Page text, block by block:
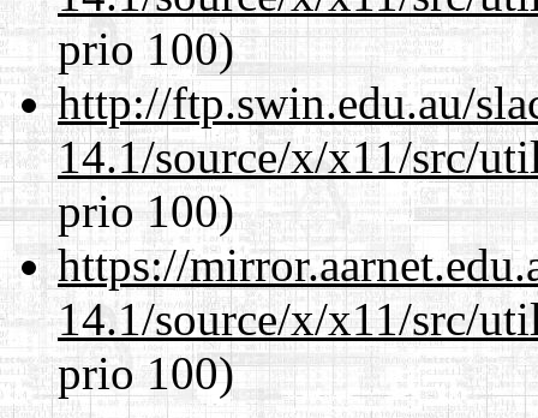
prio 100)
http://ftp.swin.edu.au/
14.1/source/x/x11/src/
prio 100)
https://
14.1/source/x/x11/src/
prio 100)